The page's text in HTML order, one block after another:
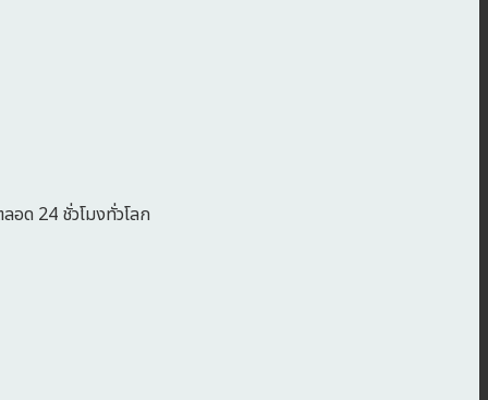
อด 24 ชั่วโมงทั่วโลก